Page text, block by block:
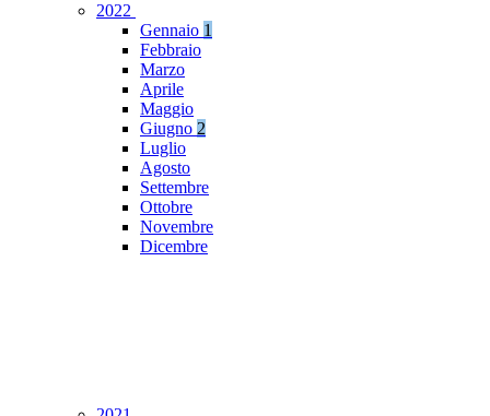
2022
Gennaio 1
Febbraio
Marzo
Aprile
Maggio
Giugno 2
Luglio
Agosto
Settembre
Ottobre
Novembre
Dicembre